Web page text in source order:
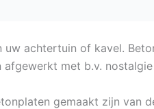
achtertuin of kavel.
met b.v.
gemaakt zijn van